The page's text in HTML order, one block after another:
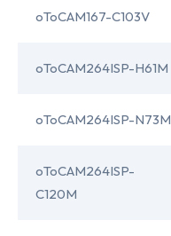
oToCAM167-C103V
oToCAM264ISP-H61M
oToCAM264ISP-N73M
oToCAM264ISP-
C120M